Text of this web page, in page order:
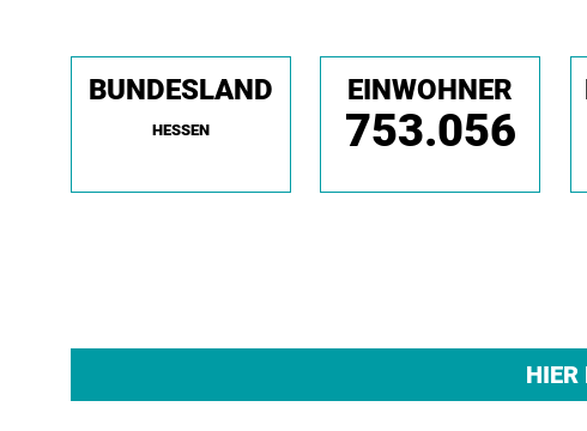
BUNDESLAND
HESSEN
EINWOHNER
753.056
HIER